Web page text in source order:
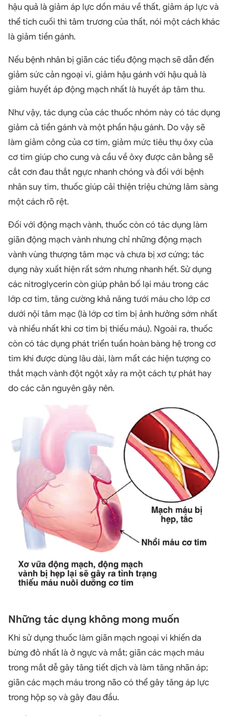
hậu quả là giảm áp lực dồn máu về thất, giảm áp lực và
thể tích cuối thì tâm trương của thất, nói một cách khác
là giảm tiền gánh.
Nếu bệnh nhân bị giãn các tiểu động mạch sẽ dẫn đến
giảm sức cản ngoại vi, giảm hậu gánh với hậu quả là
giảm huyết áp động mạch nhất là huyết áp tâm thu.
Như vậy, tác dụng của các thuốc nhóm này có tác dụng
giảm cả tiền gánh và một phần hậu gánh. Do vậy sẽ
làm giảm công của cơ tim, giảm mức tiêu thụ ôxy của
cơ tim giúp cho cung và cầu về ôxy được cân bằng sẽ
cắt cơn đau thắt ngực nhanh chóng và đối với bệnh
nhân suy tim, thuốc giúp cải thiện triệu chứng lâm sàng
một cách rõ rệt.
Đối với động mạch vành, thuốc còn có tác dụng làm
giãn động mạch vành nhưng chỉ những động mạch
vành vùng thượng tâm mạc và chưa bị xơ cứng; tác
dụng này xuất hiện rất sớm nhưng nhanh hết. Sử dụng
các nitroglycerin còn giúp phân bố lại máu trong các
lớp cơ tim, tăng cường khả năng tưới máu cho lớp cơ
dưới nội tâm mạc (là lớp cơ tim bị ảnh hưởng sớm nhất
và nhiều nhất khi cơ tim bị thiếu máu). Ngoài ra, thuốc
còn có tác dụng phát triển tuần hoàn bàng hệ trong cơ
tim khi được dùng lâu dài, làm mất các hiện tượng co
thắt mạch vành đột ngột xảy ra một cách tự phát hay
do các căn nguyên gây nên.
Những tác dụng không mong muốn
Khi sử dụng thuốc làm giãn mạch ngoại vi khiến da
bừng đỏ nhất là ở ngực và mắt; giãn các mạch máu
trong mắt dễ gây tăng tiết dịch và làm tăng nhãn áp;
giãn các mạch máu trong não có thể gây tăng áp lực
trong hộp sọ và gây đau đầu.